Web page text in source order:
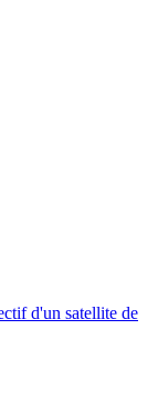
d'un satellite de